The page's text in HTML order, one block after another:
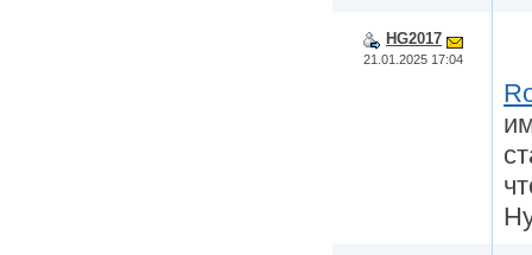
HG2017
21.01.2025 17:04